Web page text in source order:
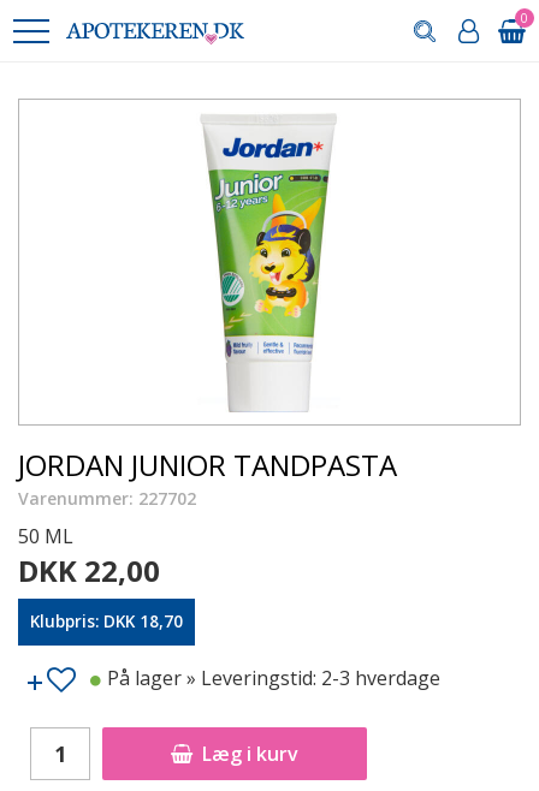
0
JORDAN JUNIOR TANDPASTA
Varenummer: 227702
50 ML
DKK 22,00
Klubpris: DKK 18,70
Læg i kurv
På lager» Leveringstid: 2-3 hverdage